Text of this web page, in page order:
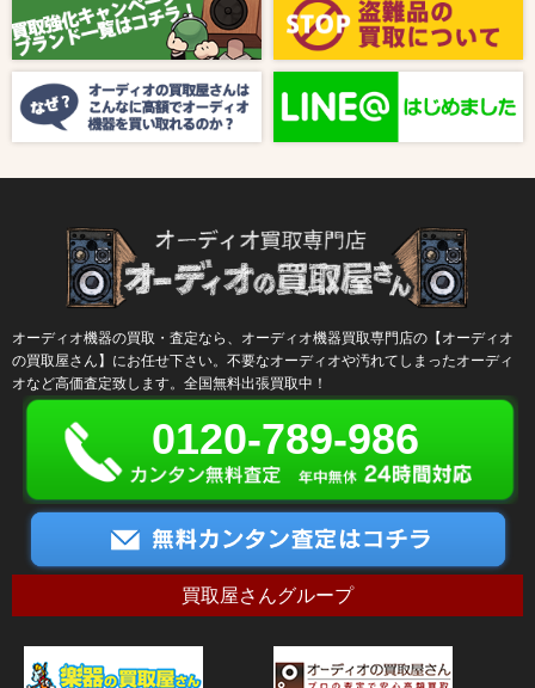
【8月キャンペーン】ご紹介
2024/10/04 新着情報
【ラジオ番組放送のお知らせ】
オーディオ機器の買取・査定なら、オーディオ機器買取専門店の【オーディオ
の買取屋さん】にお任せ下さい。不要なオーディオや汚れてしまったオーディ
オなど高価査定致します。全国無料出張買取中！
0120-789-986
買取屋さんグループ